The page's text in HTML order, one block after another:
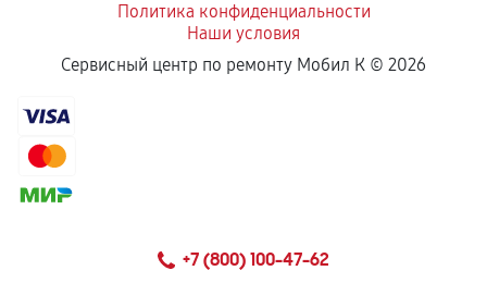
Политика конфиденциальности
Наши условия
Сервисный центр по ремонту Мобил К © 2026
+7 (800) 100-47-62